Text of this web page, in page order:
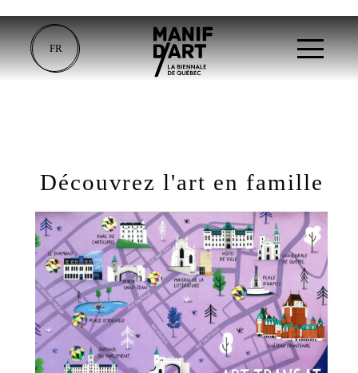
FR
Découvrez l'art en famille